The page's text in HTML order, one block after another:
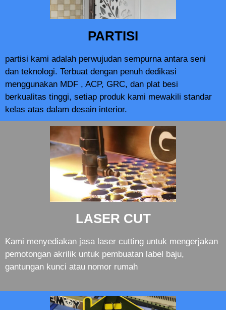
PARTISI
partisi kami adalah perwujudan sempurna antara seni
dan teknologi. Terbuat dengan penuh dedikasi
menggunakan MDF , ACP, GRC, dan plat besi
berkualitas tinggi, setiap produk kami mewakili standar
kelas atas dalam desain interior.
LASER CUT
Kami menyediakan jasa laser cutting untuk mengerjakan
pemotongan akrilik untuk pembuatan label baju,
gantungan kunci atau nomor rumah